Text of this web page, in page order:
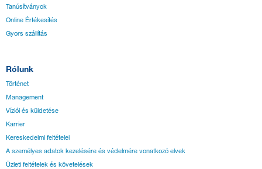
Tanúsítványok
Online Értékesítés
Gyors szállítás
Rólunk
Történet
Management
Víziói és küldetése
Karrier
Kereskedelmi feltételei
A személyes adatok kezelésére és védelmére vonatkozó elvek
Üzleti feltételek és követelések